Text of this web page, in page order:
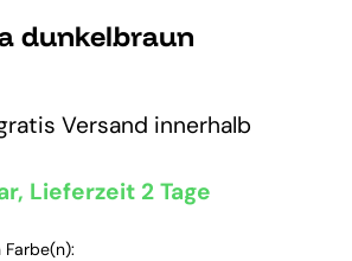
dunkelbraun
Versand innerhalb
Lieferzeit 2 Tage
Farbe(n):